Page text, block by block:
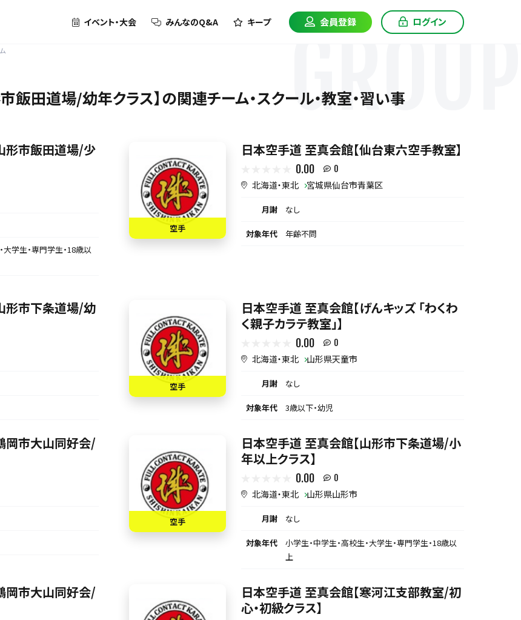
イベント・大会 みんなのQ&A キープ 会員登録 ログイン
飯田道場/幼年クラス】の関連チーム・スクール・教室・習い事
GROUP
形市飯田道場/少
大学生・専門学生・18歳以
空手
日本空手道 至真会館【仙台東六空手教室】
0.00 0
北海道・東北 宮城県仙台市青葉区
月謝 なし
対象年代 年齢不問
形市下条道場/幼
空手
日本空手道 至真会館【げんキッズ 「わくわ
く親子カラテ教室」】
0.00 0
北海道・東北 山形県天童市
月謝 なし
対象年代 3歳以下・幼児
岡市大山同好会/
空手
日本空手道 至真会館【山形市下条道場/小
年以上クラス】
0.00 0
北海道・東北 山形県山形市
月謝 なし
対象年代
小学生・中学生・高校生・大学生・専門学生・18歳以
上
岡市大山同好会/
日本空手道 至真会館【寒河江支部教室/初
心・初級クラス】